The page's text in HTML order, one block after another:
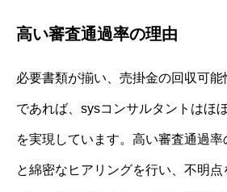
高い審査通過率の理由
必要書類が揃い、売掛金の回収可
であれば、sysコンサルタントはほ
を実現しています。高い審査通過
と綿密なヒアリングを行い、不明